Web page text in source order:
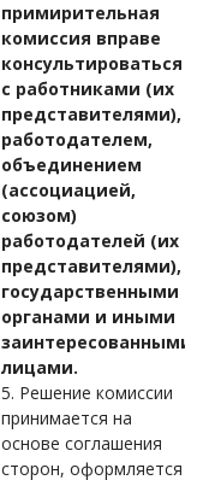
примирительная
комиссия вправе
консультироваться
с работниками (их
представителями),
работодателем,
объединением
(ассоциацией,
союзом)
работодателей (их
представителями),
государственными
органами и иными
заинтересованными
лицами.
5. Решение комиссии
принимается на
основе соглашения
сторон, оформляется